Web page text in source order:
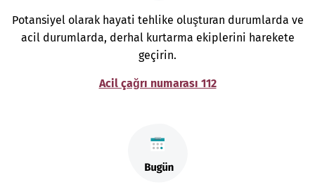
Potansiyel olarak hayati tehlike oluşturan durumlarda ve
acil durumlarda, derhal kurtarma ekiplerini harekete
geçirin.
Acil çağrı numarası 112